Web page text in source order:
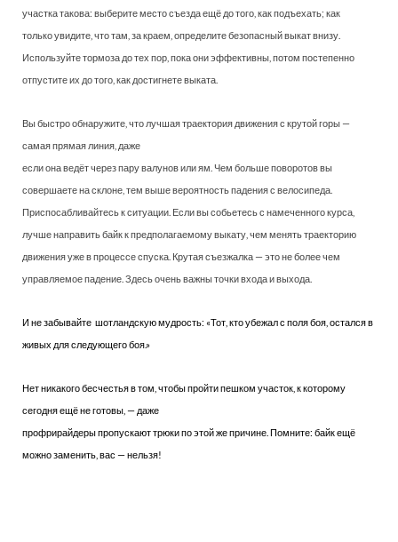
участка такова: выберите место съезда ещё до того, как подъехать; как
только увидите, что там, за краем, определите безопасный выкат внизу.
Используйте тормоза до тех пор, пока они эффективны, потом постепенно
отпустите их до того, как достигнете выката.
Вы быстро обнаружите, что лучшая траектория движения с крутой горы —
самая прямая линия, даже
если она ведёт через пару валунов или ям. Чем больше поворотов вы
совершаете на склоне, тем выше вероятность падения с велосипеда.
Приспосабливайтесь к ситуации. Если вы собьетесь с намеченного курса,
лучше направить байк к предполагаемому выкату, чем менять траекторию
движения уже в процессе спуска. Крутая съезжалка — это не более чем
управляемое падение. Здесь очень важны точки входа и выхода.
И не забывайте шотландскую мудрость: «Тот, кто убежал с поля боя, остался в
живых для следующего боя.»
Нет никакого бесчестья в том, чтобы пройти пешком участок, к которому
сегодня ещё не готовы, — даже
профрирайдеры пропускают трюки по этой же причине. Помните: байк ещё
можно заменить, вас — нельзя!